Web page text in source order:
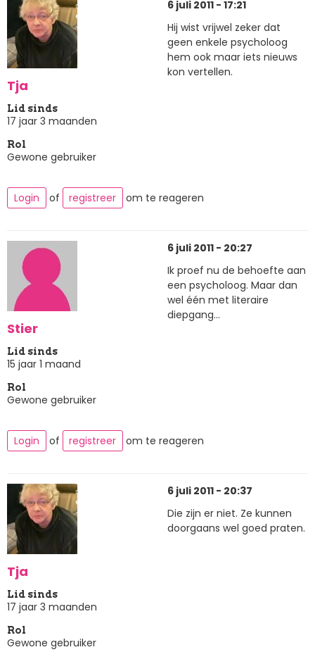
Tja
Lid sinds
17 jaar 3 maanden
Rol
Gewone gebruiker
6 juli 2011 - 17:21
Hij wist vrijwel zeker dat
geen enkele psycholoog
hem ook maar iets nieuws
kon vertellen.
Login of registreer om te reageren
Stier
Lid sinds
15 jaar 1 maand
Rol
Gewone gebruiker
6 juli 2011 - 20:27
Ik proef nu de behoefte aan
een psycholoog. Maar dan
wel één met literaire
diepgang...
Login of registreer om te reageren
Tja
Lid sinds
17 jaar 3 maanden
Rol
Gewone gebruiker
6 juli 2011 - 20:37
Die zijn er niet. Ze kunnen
doorgaans wel goed praten.